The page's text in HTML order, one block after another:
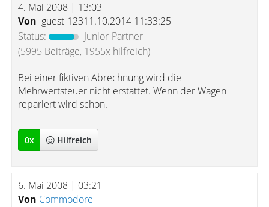
4. Mai 2008 | 13:03
Von guest-12311.10.2014 11:33:25
Status:
Junior-Partner
(5995 Beiträge, 1955x hilfreich)
Bei einer fiktiven Abrechnung wird die
Mehrwertsteuer nicht erstattet. Wenn der Wagen
repariert wird schon.
0x Hilfreich
6. Mai 2008 | 03:21
Von Commodore